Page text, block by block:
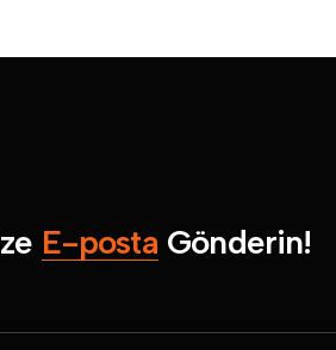
ze E-posta Gönderin!